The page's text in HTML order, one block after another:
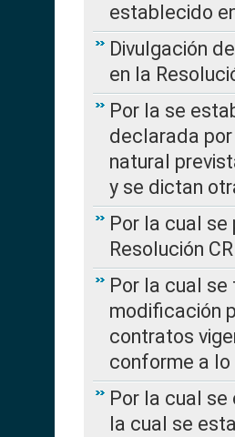
establecido
Divulgación
en la
Por la se
declarada
natural
y se dictan
Por la cual
Resolución
Por la cual
modificación
contratos
conforme a lo
Por la cual se
la cual se